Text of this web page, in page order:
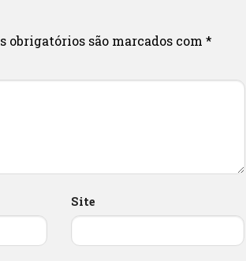
obrigatórios são marcados com *
Site